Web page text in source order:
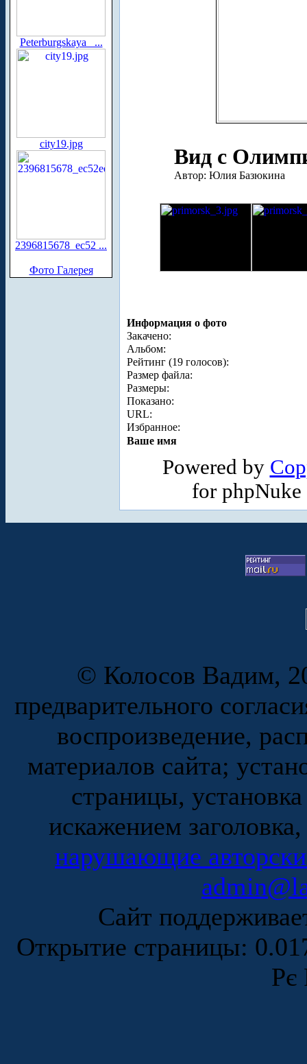
Peterburgskaya_ ...
city19.jpg
2396815678_ec52 ...
Фото Галерея
Вид с
Автор: Юлия Базюкина
Информация о фото
Закачено:
Альбом:
Рейтинг (19 голосов):
Размер файла:
Размеры:
Показано:
URL:
Избранное:
Ваше имя
Powered by
for
© Колосов Вадим,
предварительного
воспроизведение,
материалов сайта;
страницы,
искажением
нарушающие
Сайт
Открытие страницы:
Рє